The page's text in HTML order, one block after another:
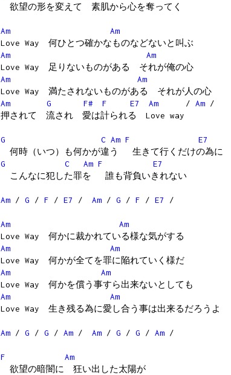
欲望の形を変えて 素肌から心を奪ってく
Am
Am
Love Way 何ひとつ確かなものなどないと叫ぶ
Am
Am
Love Way 足りないものがある それが俺の心
Am
Am
Love Way 満たされないものがある それが人の心
Am
G F# F E7 Am / Am /
押されて 流され 愛は計られる Love way
G C Am F
E7
何時（いつ）も何かが違う 生きて行くだけの為に
G
C Am F
E7
こんなに犯した罪を 誰も背負いきれない
Am / G / F / E7 / Am / G / F / E7 /
Am
Am
Love Way 何かに裁かれている様な気がする
Am
Am
Love Way 何かが全てを罪に陥れていく様だ
Am
Am
Love Way 何かを償う事すら出来ないとしても
Am
Am
Love Way 生き残る為に愛し合う事は出来るだろうよ
Am / G / G / Am / Am / G / G / Am /
F
Am
欲望の暗闇に 狂い出した太陽が